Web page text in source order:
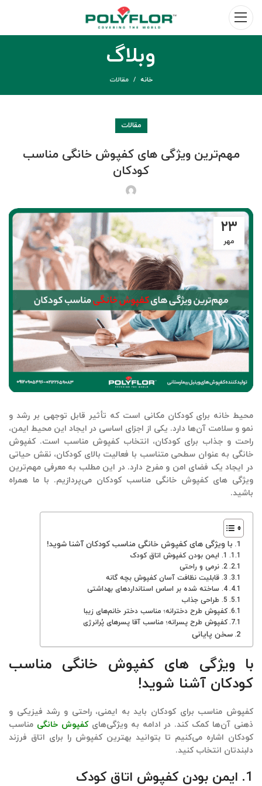
وبلاگ
خانه مقالات
مقالات
مهم‌ترین ویژگی های کفپوش خانگی مناسب
کودکان
۲۳
مهر
محیط خانه برای کودکان مکانی است که تأثیر قابل توجهی بر رشد و
نمو و سلامت آن‌ها دارد. یکی از اجزای اساسی در ایجاد این محیط ایمن،
راحت و جذاب برای کودکان، انتخاب کفپوش مناسب است. کفپوش
خانگی به عنوان سطحی متناسب با فعالیت بالای کودکان، نقش حیاتی
در ایجاد یک فضای امن و مفرح دارد. در این مطلب به معرفی مهم‌ترین
ویژگی‌ های کفپوش خانگی مناسب کودکان می‌پردازیم. با ما همراه
باشید.
با ویژگی های کفپوش خانگی مناسب کودکان آشنا شوید!
1. ایمن بودن کفپوش اتاق کودک
2. نرمی و راحتی
3. قابلیت نظافت آسان کفپوش بچه گانه
4. ساخته شده بر اساس استانداردهای بهداشتی
5. طراحی جذاب
کفپوش طرح دخترانه؛ مناسب دختر خانم‌های زیبا
کفپوش طرح پسرانه؛ مناسب آقا پسرهای پُرانرژی
سخن پایانی
با ویژگی های کفپوش خانگی مناسب
کودکان آشنا شوید!
کفپوش مناسب برای کودکان باید به ایمنی، راحتی و رشد فیزیکی و
ذهنی آن‌ها کمک کند. در ادامه بهویژگی‌هایکفپوش خانگی مناسب
کودکان اشاره می‌کنیم تا بتوانید بهترین کفپوش را برای اتاق فرزند
دلبندتان انتخاب کنید.
1. ایمن بودن کفپوش اتاق کودک